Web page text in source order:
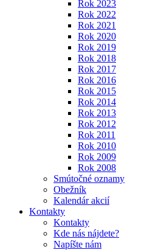
Rok 2023
Rok 2022
Rok 2021
Rok 2020
Rok 2019
Rok 2018
Rok 2017
Rok 2016
Rok 2015
Rok 2014
Rok 2013
Rok 2012
Rok 2011
Rok 2010
Rok 2009
Rok 2008
Smútočné oznamy
Obežník
Kalendár akcií
Kontakty
Kontakty
Kde nás nájdete?
Napíšte nám